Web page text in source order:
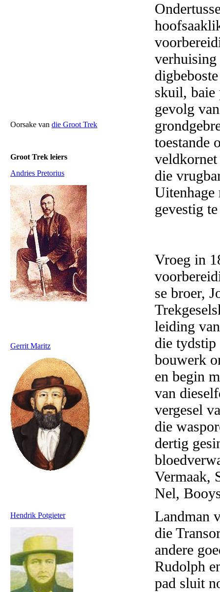
Oorsake van die Groot Trek
Groot Trek leiers
Andries Pretorius
Gerrit Maritz
Hendrik Potgieter
verhuising
skuil, baie
gevolg
toestande
die
Uitenhage
gevestig
Vroeg in
se broer,
leiding
die tydstip
bouwerk
en begin
van
vergesel
die
dertig
Vermaak,
Nel,
Landman
die
andere
Rudolph
pad sluit